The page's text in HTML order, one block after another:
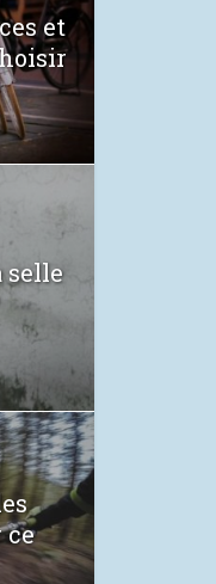
et
selle
ce